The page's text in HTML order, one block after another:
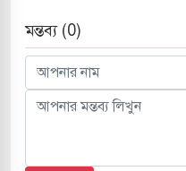
মন্তব্য (0)